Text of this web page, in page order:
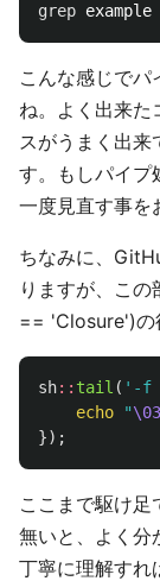
grep
こんな感じでパ
ね。よく出来た
スがうまく出来
す。もしパイプ
一度見直す事を
ちなみに、
りますが、こ
== 'Closure')の
sh:: tail ( '-f
echo
"
});
ここまで駆け
無いと、よく分
丁寧に理解すれ